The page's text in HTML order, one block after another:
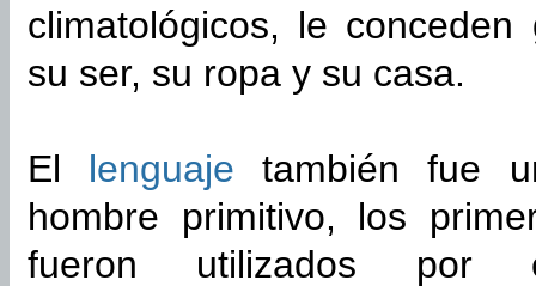
climatológicos, le
su ser, su ropa y su casa.
El lenguaje también fue
hombre primitivo, los
fueron utilizados por